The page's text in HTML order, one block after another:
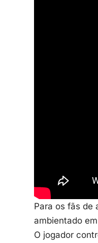
Para os fãs de
ambientado
O jogador